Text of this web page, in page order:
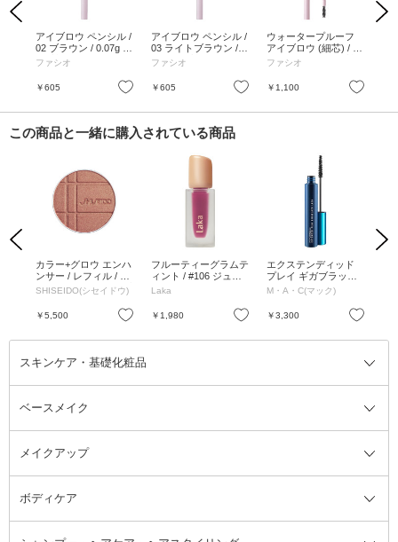
Previous
お気に入り
アイブロウ ペンシル /
02 ブラウン / 0.07g /
無香料
ファシオ
￥605 お気に入り
アイブロウ ペンシル /
03 ライトブラウン / 0.
07g / 無香料
ファシオ
￥605 お気に入り
ウォータープルーフ
アイブロウ (細芯) / 01
グレー / 0.1g / 無香料
ファシオ
￥1,100
Next
この商品と一緒に購入されている商品
Previous
お気に入り
カラー+グロウ エンハ
ンサー / レフィル / 03
Gold Amber / 7g / 無香
SHISEIDO(シセイドウ)
￥5,500 お気に入り
フルーティーグラムテ
ィント / #106 ジュー
シー / 4.5g
Laka
￥1,980 お気に入り
エクステンディッド
プレイ ギガブラック
ラッシュ / Extended P
lay Gigablack / 5.7g
M・A・C(マック)
￥3,300
Next
スキンケア・基礎化粧品
スキンケア・基礎化粧品全て
洗顔料
美容液
ベースメイク
ベースメイク全て
BBクリーム
メイクアップ
メイクアップ全て
ボディケア
ボディソープ・ハンドソープ・石